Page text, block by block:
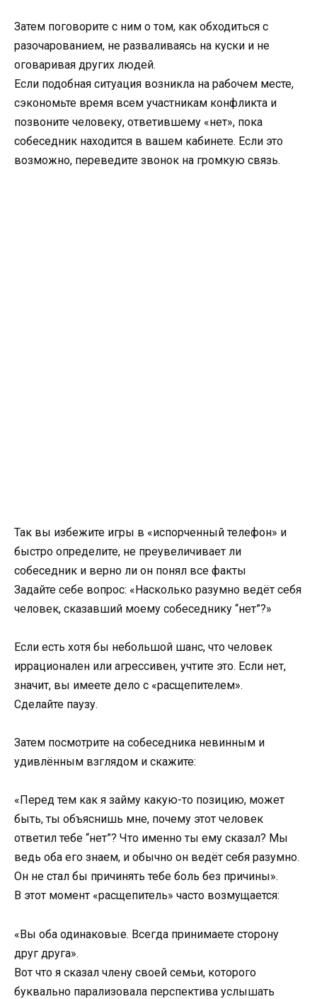
Затем поговорите с ним о том, как обходиться с
разочарованием, не разваливаясь на куски и не
оговаривая других людей.
Если подобная ситуация возникла на рабочем месте,
сэкономьте время всем участникам конфликта и
позвоните человеку, ответившему «нет», пока
собеседник находится в вашем кабинете. Если это
возможно, переведите звонок на громкую связь.
Так вы избежите игры в «испорченный телефон» и
быстро определите, не преувеличивает ли
собеседник и верно ли он понял все факты
Задайте себе вопрос: «Насколько разумно ведёт себя
человек, сказавший моему собеседнику “нет”?»
Если есть хотя бы небольшой шанс, что человек
иррационален или агрессивен, учтите это. Если нет,
значит, вы имеете дело с «расщепителем».
Сделайте паузу.
Затем посмотрите на собеседника невинным и
удивлённым взглядом и скажите:
«Перед тем как я займу какую-то позицию, может
быть, ты объяснишь мне, почему этот человек
ответил тебе “нет”? Что именно ты ему сказал? Мы
ведь оба его знаем, и обычно он ведёт себя разумно.
Он не стал бы причинять тебе боль без причины».
В этот момент «расщепитель» часто возмущается:
«Вы оба одинаковые. Всегда принимаете сторону
друг друга».
Вот что я сказал члену своей семьи, которого
буквально парализовала перспектива услышать